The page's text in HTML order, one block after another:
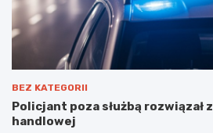
BEZ KATEGORII
Policjant poza służbą rozwiązał
handlowej